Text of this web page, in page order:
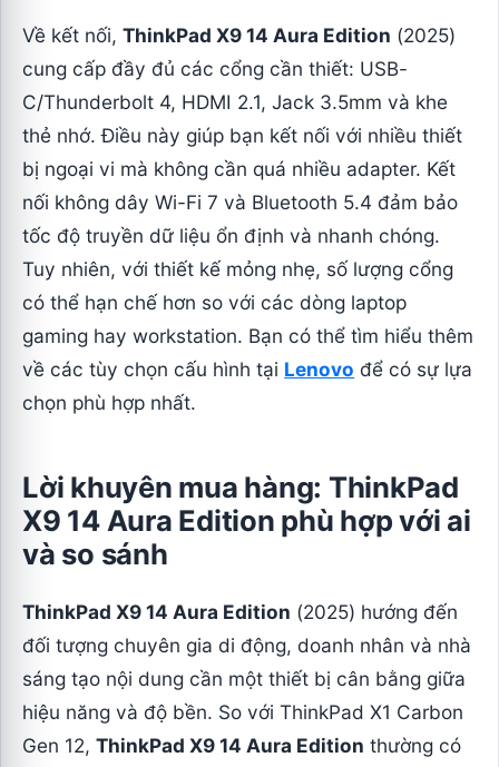
Về kết nối,ThinkPad X9 14 Aura Edition (2025)
cung cấp đầy đủ các cổng cần thiết: USB-
C/Thunderbolt 4, HDMI 2.1, Jack 3.5mm và khe
thẻ nhớ. Điều này giúp bạn kết nối với nhiều thiết
bị ngoại vi mà không cần quá nhiều adapter. Kết
nối không dây Wi-Fi 7 và Bluetooth 5.4 đảm bảo
tốc độ truyền dữ liệu ổn định và nhanh chóng.
Tuy nhiên, với thiết kế mỏng nhẹ, số lượng cổng
có thể hạn chế hơn so với các dòng laptop
gaming hay workstation. Bạn có thể tìm hiểu thêm
về các tùy chọn cấu hình tại Lenovo để có sự lựa
chọn phù hợp nhất.
Lời khuyên mua hàng: ThinkPad
X9 14 Aura Edition phù hợp với ai
và so sánh
ThinkPad X9 14 Aura Edition (2025) hướng đến
đối tượng chuyên gia di động, doanh nhân và nhà
sáng tạo nội dung cần một thiết bị cân bằng giữa
hiệu năng và độ bền. So với ThinkPad X1 Carbon
Gen 12,ThinkPad X9 14 Aura Edition thường có